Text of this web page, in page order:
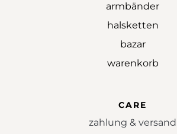
armbänder
halsketten
bazar
warenkorb
CARE
zahlung & versand